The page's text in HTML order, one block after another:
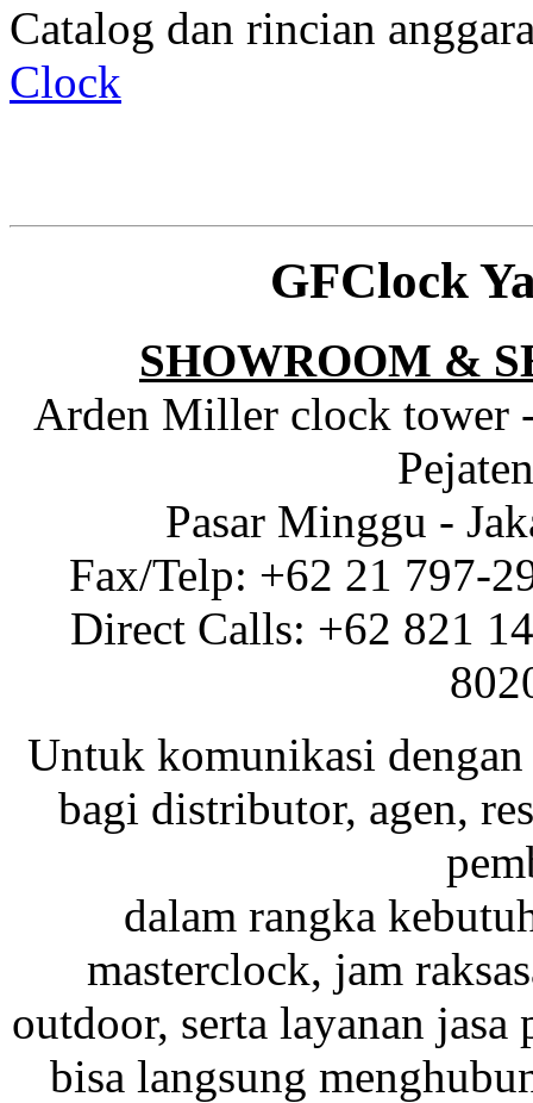
Catalog dan rincian
Clock
GFClock
SHOWROOM &
Arden Miller clock tower
Pasar Minggu -
Fax/Telp: +62 21 797-
Direct Calls: +62 821
Untuk komunikasi dengan
bagi distributor, agen,
dalam rangka
masterclock, jam
outdoor, serta layanan
bisa langsung